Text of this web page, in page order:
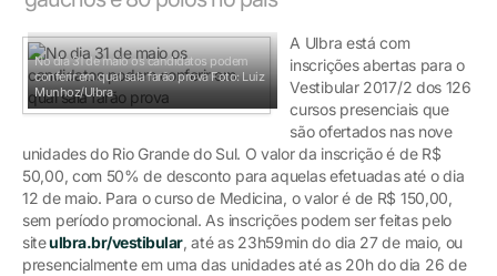
No dia 31 de maio os candidatos podem
conferir em qual sala farão prova Foto: Luiz
Munhoz/Ulbra
A Ulbra está com
inscrições abertas para o
Vestibular 2017/2 dos 126
cursos presenciais que
são ofertados nas nove
unidades do Rio Grande do Sul. O valor da inscrição é de R$
50,00, com 50% de desconto para aquelas efetuadas até o dia
12 de maio. Para o curso de Medicina, o valor é de R$ 150,00,
sem período promocional. As inscrições podem ser feitas pelo
siteulbra.br/vestibular, até as 23h59min do dia 27 de maio, ou
presencialmente em uma das unidades até as 20h do dia 26 de